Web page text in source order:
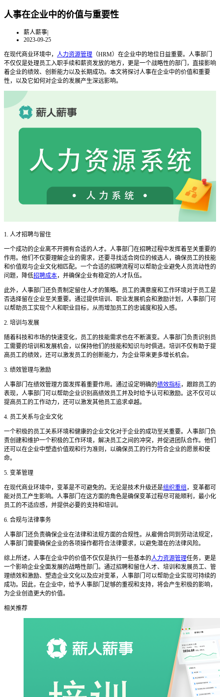
人事在企业中的价值与重要性
薪人薪事|
2023-09-25
在现代商业环境中， 人力资源管理 （HRM）在企业中的地位日益重要。人事部门
不仅仅是处理员工入职手续和薪资发放的地方，更是一个战略性的部门，直接影响
着企业的绩效、创新能力以及长期成功。本文将探讨人事在企业中的价值和重要
性，以及它如何对企业的发展产生深远影响。
1. 人才招聘与留住
一个成功的企业离不开拥有合适的人才。人事部门在招聘过程中发挥着至关重要的
作用。他们不仅要理解企业的需求，还要寻找适合岗位的候选人，确保员工的技能
和价值观与企业文化相匹配。一个合适的招聘流程可以帮助企业避免人员流动性的
问题，降低招聘成本，并确保企业有稳定的人才队伍。
此外，人事部门还负责制定留住人才的策略。员工的满意度和工作环境对于员工是
否选择留在企业至关重要。通过提供培训、职业发展机会和激励计划，人事部门可
以帮助员工实现个人和职业目标，从而增加员工的忠诚度和投入感。
2. 培训与发展
随着科技和市场的快速变化，员工的技能需求也在不断演变。人事部门负责识别员
工需要的培训和发展机会，以保持他们的技能和知识与时俱进。培训不仅有助于提
高员工的绩效，还可以激发员工的创新能力，为企业带来更多增长机会。
3. 绩效管理与激励
人事部门在绩效管理方面发挥着重要作用。通过设定明确的绩效指标，跟踪员工的
表现，人事部门可以帮助企业识别高绩效员工并及时给予认可和激励。这不仅可以
提高员工的工作动力，还可以激发其他员工追求卓越。
4. 员工关系与企业文化
一个积极的员工关系环境和健康的企业文化对于企业的成功至关重要。人事部门负
责创建和维护一个积极的工作环境，解决员工之间的冲突，并促进团队合作。他们
还可以在企业中塑造价值观和行为准则，以确保员工的行为符合企业的愿景和使
命。
5. 变革管理
在现代商业环境中，变革是不可避免的。无论是技术升级还是组织重组 ，变革都可
能对员工产生影响。人事部门在这方面的角色是确保变革过程尽可能顺利，最小化
员工的不适应感，并提供必要的支持和培训。
6. 合规与法律事务
人事部门还负责确保企业在法律和法规方面的合规性。从雇佣合同到劳动法规定，
人事部门需要确保企业的各项操作都符合法律要求，以避免潜在的法律风险。
综上所述，人事在企业中的价值不仅仅是执行一些基本的人力资源管理任务，更是
一个影响企业全面发展的战略性部门。通过招聘和留住人才、培训和发展员工、管
理绩效和激励、塑造企业文化以及应对变革，人事部门可以帮助企业实现可持续的
成功。因此，在企业中，给予人事部门足够的重视和支持，将会产生积极的影响，
为企业创造更大的价值。
相关推荐